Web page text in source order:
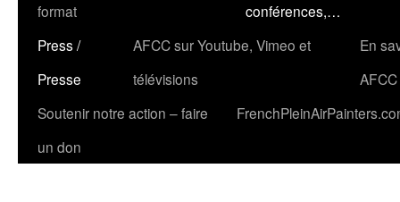
au
contenu
format
conférences,…
Press /
Presse
AFCC sur Youtube, Vimeo et
télévisions
En
AFCC
Soutenir notre action – faire
un don